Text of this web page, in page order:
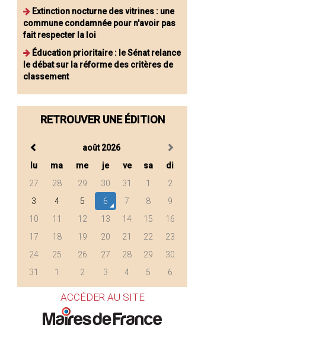
Extinction nocturne des vitrines : une
commune condamnée pour n'avoir pas
fait respecter la loi
Éducation prioritaire : le Sénat relance
le débat sur la réforme des critères de
classement
RETROUVER UNE ÉDITION
août 2026
lu
ma me je ve sa
di
27
28 29 30 31 1
2
3
4 5 6 7 8
9
10
11 12 13 14 15
16
17
18 19 20 21 22
23
24
25 26 27 28 29
30
31
1 2 3 4 5 6
ACCÉDER AU SITE